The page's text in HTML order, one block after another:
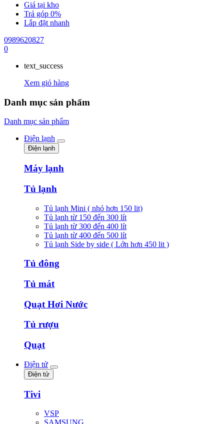
Giá tại kho
Trả góp 0%
Lắp đặt nhanh
0989620827
0
text_success
Xem giỏ hàng
Danh mục sản phẩm
Danh mục sản phẩm
Điện lạnh
Điện lạnh
Máy lạnh
Tủ lạnh
Tủ lạnh Mini ( nhỏ hơn 150 lit)
Tủ lạnh từ 150 đến 300 lít
Tủ lạnh từ 300 đến 400 lít
Tủ lạnh từ 400 đến 500 lít
Tủ lạnh Side by side ( Lớn hơn 450 lit )
Tủ đông
Tủ mát
Quạt Hơi Nước
Tủ rượu
Quạt
Điện tử
Điện tử
Tivi
VSP